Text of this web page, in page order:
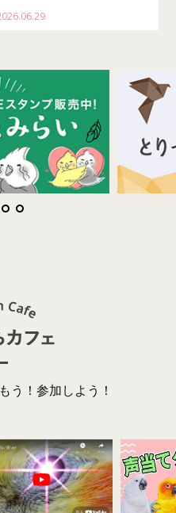
う！参加しよう！